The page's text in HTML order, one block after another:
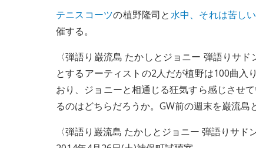
テニスコーツの植野隆司と水中、それは苦しい
催する。
〈弾語り巌流島 たかしとジョニー 弾語りサ
とするアーティストの2人だが植野は100曲入
おり、ジョニーと相通じる狂気すら感じさせ
るのはどちらだろうか。GW前の週末を巌流
〈弾語り巌流島 たかしとジョニー 弾語りサド